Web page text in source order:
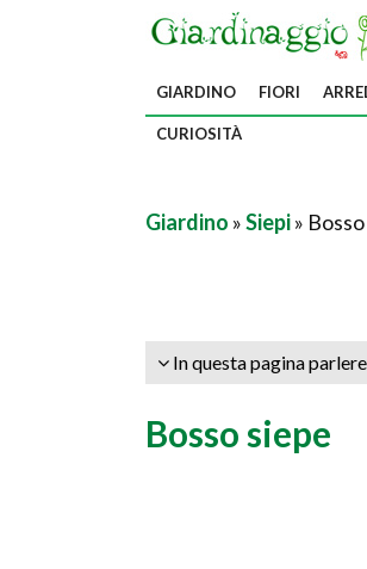
GIARDINO FIORI
CURIOSITÀ
Giardino »Siepi»
In questa pagina
Bosso siepe